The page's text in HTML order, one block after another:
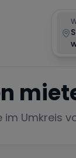
im Umkreis